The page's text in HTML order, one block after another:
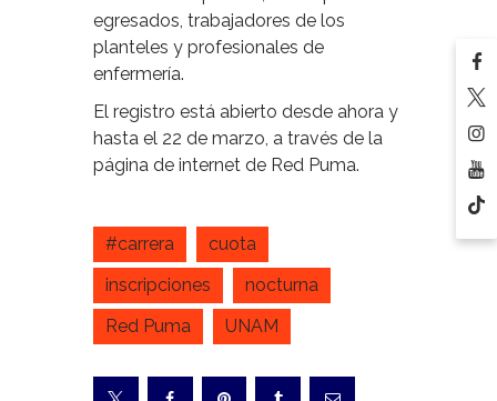
egresados, trabajadores de los
planteles y profesionales de
enfermería.
El registro está abierto desde ahora y
hasta el 22 de marzo, a través de la
página de internet de Red Puma.
#carrera
cuota
inscripciones
nocturna
Red Puma
UNAM